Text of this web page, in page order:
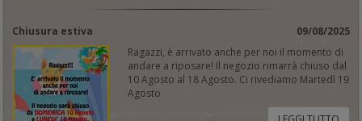
Chiusura estiva
09/08/2025
Ragazzi, è arrivato anche per noi il momento di
andare a riposare! Il negozio rimarrà chiuso dal
10 Agosto al 18 Agosto. Ci rivediamo Martedì 19
Agosto